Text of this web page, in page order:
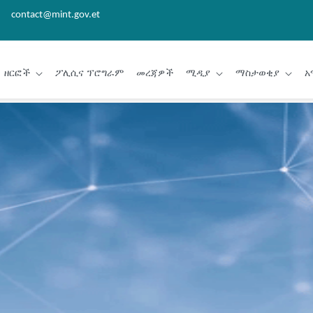
contact@mint.gov.et
ዘርፎች ፖሊሲና ፕሮግራም መረጃዎች ሚዲያ ማስታወቂያ